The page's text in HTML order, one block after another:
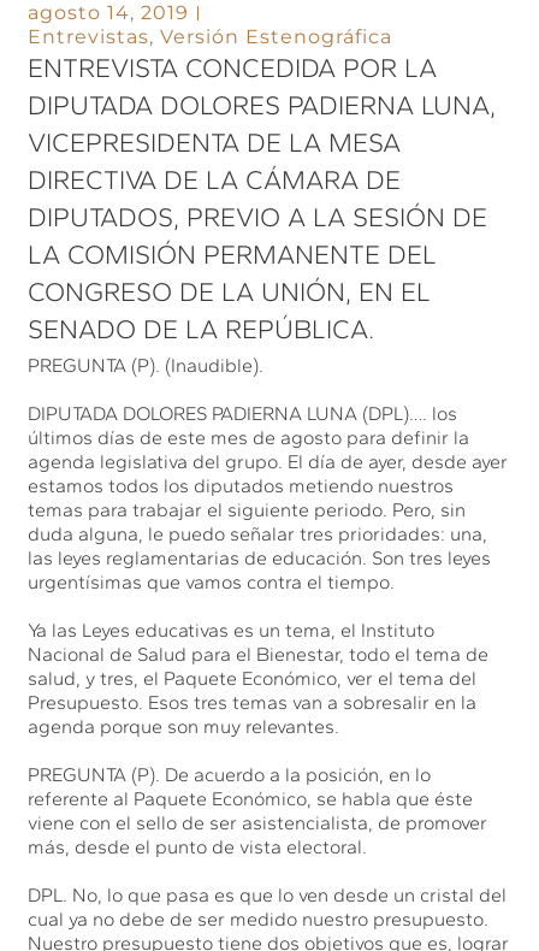
agosto 14, 2019
Entrevistas,Versión Estenográfica
ENTREVISTA CONCEDIDA POR LA
DIPUTADA DOLORES PADIERNA LUNA,
VICEPRESIDENTA DE LA MESA
DIRECTIVA DE LA CÁMARA DE
DIPUTADOS, PREVIO A LA SESIÓN DE
LA COMISIÓN PERMANENTE DEL
CONGRESO DE LA UNIÓN, EN EL
SENADO DE LA REPÚBLICA.
PREGUNTA (P). (Inaudible).
DIPUTADA DOLORES PADIERNA LUNA (DPL)…. los
últimos días de este mes de agosto para definir la
agenda legislativa del grupo. El día de ayer, desde ayer
estamos todos los diputados metiendo nuestros
temas para trabajar el siguiente periodo. Pero, sin
duda alguna, le puedo señalar tres prioridades: una,
las leyes reglamentarias de educación. Son tres leyes
urgentísimas que vamos contra el tiempo.
Ya las Leyes educativas es un tema, el Instituto
Nacional de Salud para el Bienestar, todo el tema de
salud, y tres, el Paquete Económico, ver el tema del
Presupuesto. Esos tres temas van a sobresalir en la
agenda porque son muy relevantes.
PREGUNTA (P). De acuerdo a la posición, en lo
referente al Paquete Económico, se habla que éste
viene con el sello de ser asistencialista, de promover
más, desde el punto de vista electoral.
DPL. No, lo que pasa es que lo ven desde un cristal del
cual ya no debe de ser medido nuestro presupuesto.
Nuestro presupuesto tiene dos objetivos que es, lograr